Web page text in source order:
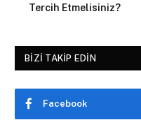
Tercih Etmelisiniz?
BIZI TAKIP EDIN
Facebook